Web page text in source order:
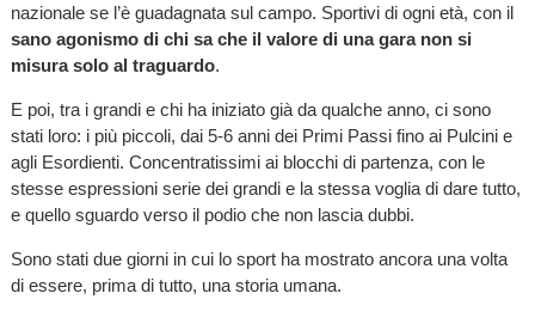
nazionale se l’è guadagnata sul campo. Sportivi di ogni età, con il
sano agonismo di chi sa che il valore di una gara non si
misura solo al traguardo.
E poi, tra i grandi e chi ha iniziato già da qualche anno, ci sono
stati loro: i più piccoli, dai 5-6 anni dei Primi Passi fino ai Pulcini e
agli Esordienti. Concentratissimi ai blocchi di partenza, con le
stesse espressioni serie dei grandi e la stessa voglia di dare tutto,
e quello sguardo verso il podio che non lascia dubbi.
Sono stati due giorni in cui lo sport ha mostrato ancora una volta
di essere, prima di tutto, una storia umana.